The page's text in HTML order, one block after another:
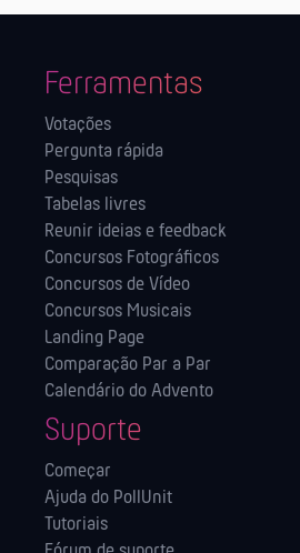
Ferramentas
Votações
Pergunta rápida
Pesquisas
Tabelas livres
Reunir ideias e feedback
Concursos Fotográficos
Concursos de Vídeo
Concursos Musicais
Landing Page
Comparação Par a Par
Calendário do Advento
Suporte
Começar
Ajuda do PollUnit
Tutoriais